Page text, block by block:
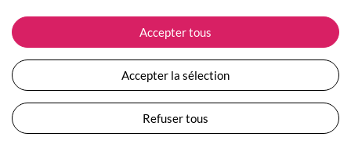
Nos engagements
Plan du site
Devenir revendeur
Collection Femme
Collection Enfants
Les Totebags
Nos différents thèmes
ASSISTANCE
Suivre ma commande
Expédition et livraison
Retour et remboursement
Moyens de paiement
Questions / Réponses
Conditions générales de vente
Accepter tous
Accepter la sélection
Refuser tous